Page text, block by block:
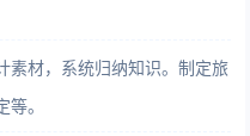
素材，系统归纳知识。制定旅
。